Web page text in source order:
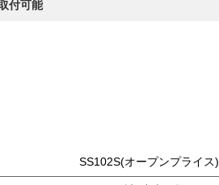
付可能
SS102S(オープンプライス)